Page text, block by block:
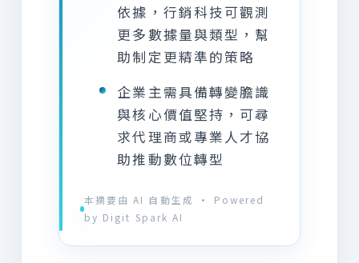
依據，行銷科技可觀測
更多數據量與類型，幫
助制定更精準的策略
企業主需具備轉變膽識
與核心價值堅持，可尋
求代理商或專業人才協
助推動數位轉型
本摘要由 AI 自動生成 · Powered
by Digit Spark AI